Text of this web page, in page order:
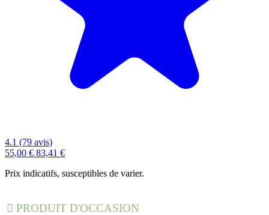
4.1 (79 avis)
55,00 € 83,41 €
Prix indicatifs, susceptibles de varier.
 PRODUIT D'OCCASION